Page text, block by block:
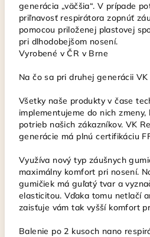
generácia „väčšia“. V prípade
priľnavosť respirátora zopnúť
pomocou priloženej plastovej
pri dlhodobejšom nosení.
Vyrobené v ČR v Brne
Na čo sa pri druhej generácii
Všetky naše produkty v čase
implementujeme do nich
potrieb našich zákazníkov. VK
generácie má plnú certifikáciu
Využíva nový typ záušnych
maximálny komfort pri nosení.
gumičiek má guľatý tvar a
elasticitou. Vďaka tomu netlačí
zaisťuje vám tak vyšší komfort
Balenie po 2 kusoch nano